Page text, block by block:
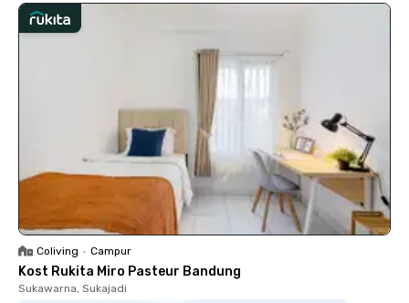
Coliving • Campur
Kost Rukita Miro Pasteur Bandung
Sukawarna, Sukajadi